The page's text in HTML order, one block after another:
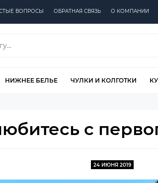
ВОПРОСЫ ОБРАТНАЯ СВЯЗЬ О КОМПАНИИ
НИЖНЕЕ БЕЛЬЕ ЧУЛКИ И КОЛГОТКИ
с
24 ИЮНЯ 2019